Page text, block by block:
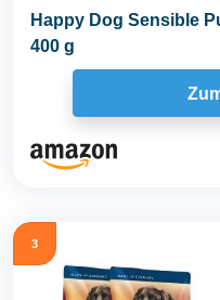
Happy Dog Sensible
400 g
3